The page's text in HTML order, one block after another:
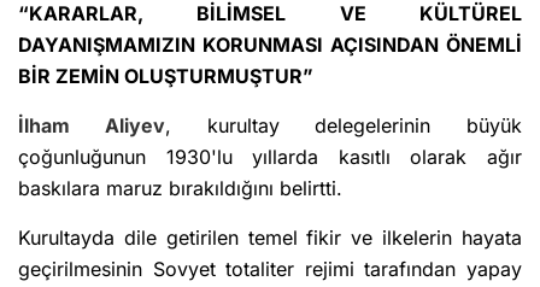
“KARARLAR, BİLİMSEL VE KÜLTÜREL
DAYANIŞMAMIZIN KORUNMASI AÇISINDAN ÖNEMLİ
BİR ZEMİN OLUŞTURMUŞTUR”
İlham Aliyev, kurultay delegelerinin büyük
çoğunluğunun 1930'lu yıllarda kasıtlı olarak ağır
baskılara maruz bırakıldığını belirtti.
Kurultayda dile getirilen temel fikir ve ilkelerin hayata
geçirilmesinin Sovyet totaliter rejimi tarafından yapay